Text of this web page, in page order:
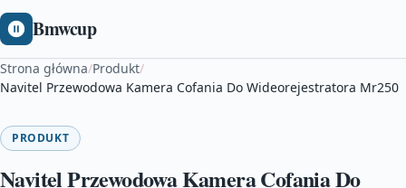
Bmwcup
Strona główna/Produkt/
Navitel Przewodowa Kamera Cofania Do Wideorejestratora Mr250
PRODUKT
Navitel Przewodowa Kamera Cofania Do